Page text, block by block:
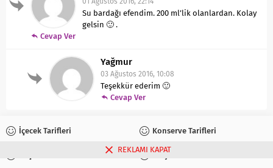
Su bardağı efendim. 200 ml’lik olanlardan. Kolay
gelsin 🙂 .
Cevap Ver
Yağmur
03 Ağustos 2016, 10:08
Teşekkür ederim 🙂
Cevap Ver
İçecek Tarifleri Konserve Tarifleri
Turşu Tarifleri
REKLAMI KAPAT